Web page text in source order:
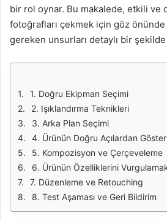
bir rol oynar. Bu makalede, etkili ve
fotoğrafları çekmek için göz
gereken unsurları detaylı bir şekilde
1. Doğru Ekipman Seçimi
2. Işıklandırma Teknikleri
3. Arka Plan Seçimi
4. Ürünün Doğru Açılardan
5. Kompozisyon ve Çerçeveleme
6. Ürünün Özelliklerini
7. Düzenleme ve Retouching
8. Test Aşaması ve Geri Bildirim